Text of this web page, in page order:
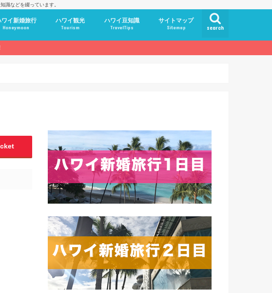
識などを綴っています。
search
ワイ新婚旅行
Honeymoon
ハワイ観光
Tourism
ハワイ豆知識
TravelTips
サイトマップ
Sitemap